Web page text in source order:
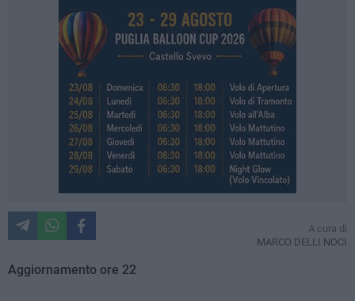
A cura di
MARCO DELLI NOCI
Aggiornamento ore 22